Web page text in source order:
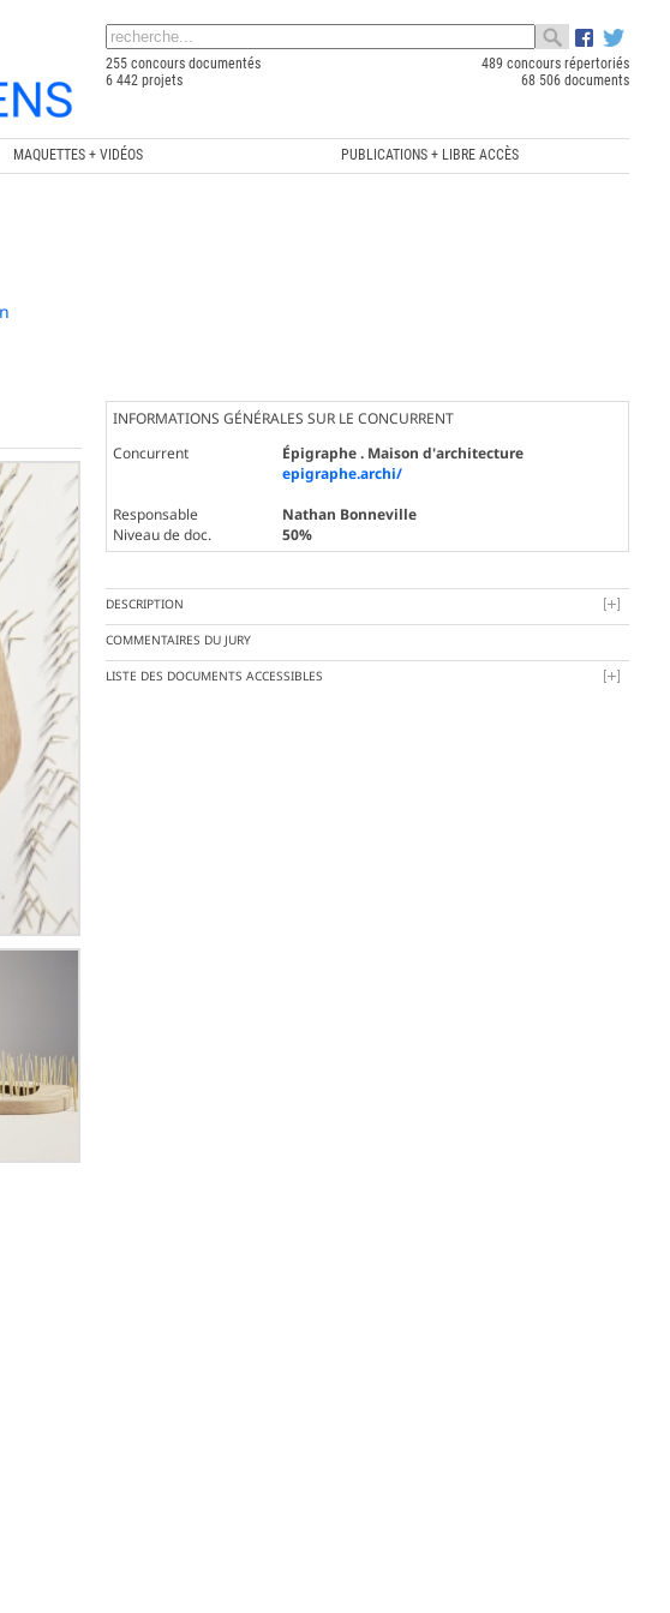
255 concours documentés
489 concours répertoriés
6 442 projets
68 506 documents
MAQUETTES + VIDÉOS PUBLICATIONS + LIBRE ACCÈS
INFORMATIONS GÉNÉRALES SUR LE CONCURRENT
Concurrent
Épigraphe . Maison d'architecture
epigraphe.archi/
Responsable
Nathan Bonneville
Niveau de doc.
50%
DESCRIPTION
COMMENTAIRES DU JURY
LISTE DES DOCUMENTS ACCESSIBLES